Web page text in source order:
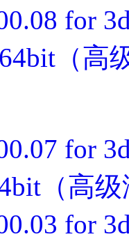
for
（高
for
（高
for